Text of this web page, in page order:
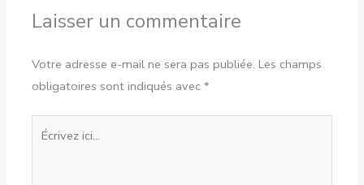
Laisser un commentaire
Votre adresse e-mail ne sera pas publiée. Les champs
obligatoires sont indiqués avec*
Écrivez